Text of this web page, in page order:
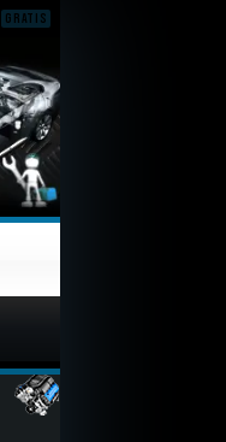
GRATIS